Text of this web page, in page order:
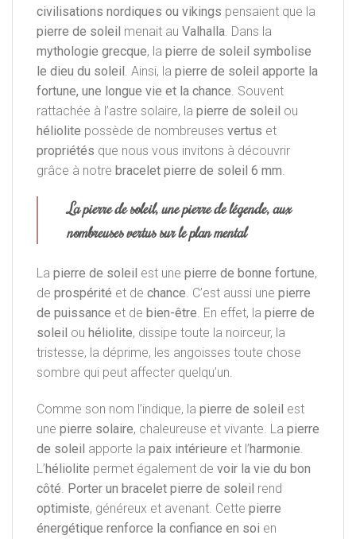
civilisations nordiques ou vikings pensaient que la
pierre de soleil menait au Valhalla . Dans la
mythologie grecque, la pierre de soleil symbolise
le dieu du soleil . Ainsi, la pierre de soleil apporte la
fortune, une longue vie et la chance . Souvent
rattachée à l’astre solaire, la pierre de soleil ou
héliolite possède de nombreuses vertus et
propriétés que nous vous invitons à découvrir
grâce à notre bracelet pierre de soleil 6 mm
La pierre de soleil, une pierre de légende, aux
nombreuses vertus sur le plan mental
La pierre de soleil est une pierre de bonne fortune,
de prospérité et de chance. C’est aussi une pierre
de puissance et de bien-être. En effet, la pierre de
soleil ou héliolite, dissipe toute la noirceur, la
tristesse, la déprime, les angoisses toute chose
sombre qui peut affecter quelqu’un.
Comme son nom l’indique, la pierre de soleil est
une pierre solaire, chaleureuse et vivante. La pierre
de soleil apporte la paix intérieure et l’harmonie.
L’héliolite permet également de voir la vie du bon
côté. Porter un bracelet pierre de soleil rend
optimiste, généreux et avenant. Cette pierre
énergétique renforce la confiance en soi en